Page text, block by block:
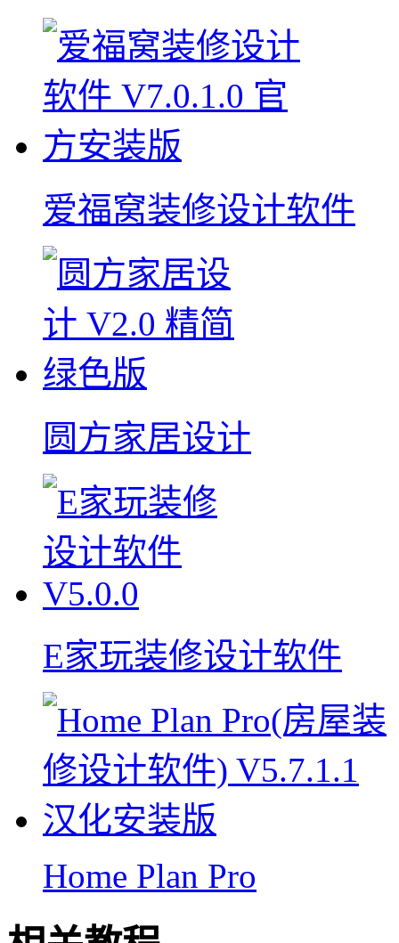
爱福窝装修设计软件
圆方家居设计
E家玩装修设计软件
Home Plan Pro